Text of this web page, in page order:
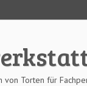
Torten für